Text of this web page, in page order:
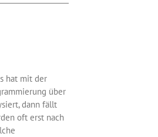
hat mit der
über
dann fällt
oft erst nach